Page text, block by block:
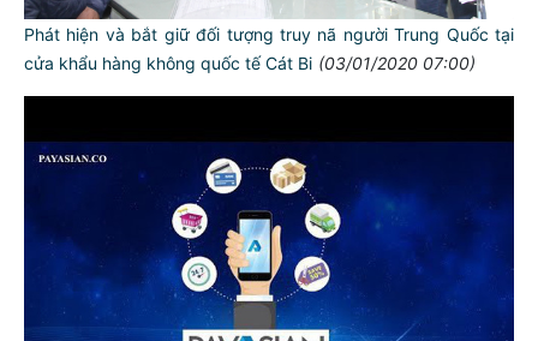
Phát hiện và bắt giữ đối tượng truy nã người Trung Quốc tại
cửa khẩu hàng không quốc tế Cát Bi (03/01/2020 07:00)